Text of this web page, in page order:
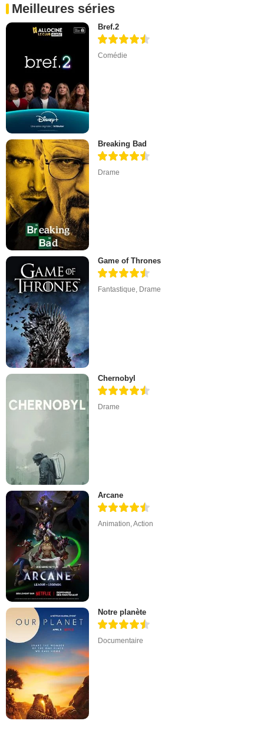
Meilleures séries
Bref.2
Comédie
Breaking Bad
Drame
Game of Thrones
Fantastique, Drame
Chernobyl
Drame
Arcane
Animation,Action
Notre planète
Documentaire